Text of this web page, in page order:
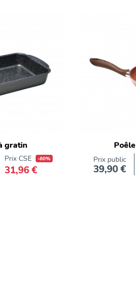
gratin
Prix CSE -60%
31,96 €
Prix public
Prix
39,90 €